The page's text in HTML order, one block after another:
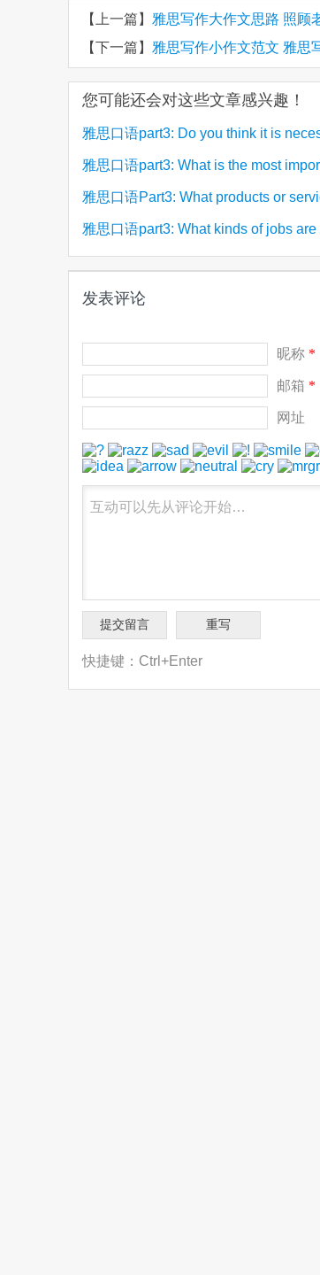
【上一篇】 雅思写作大作文思路 照顾
【下一篇】 雅思写作小作文范文 雅思
您可能还会对这些文章感兴趣！
雅思口语part3: Do you think it is
to learn to swim? 你认为每个人都有
雅思口语part3: What is the most
in modern society? 现代社会最重要的
(2)
雅思口语Part3: What products or
your country like to complain about
(2)
雅思口语part3: What kinds of jobs
(2)
发表评论
昵称 *
邮箱 *
网址
快捷键：Ctrl+Enter